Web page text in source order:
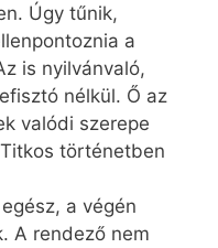
Úgy tűnik,
a
is nyilvánvaló,
nélkül. Ő az
valódi szerepe
történetben
a végén
A rendező nem